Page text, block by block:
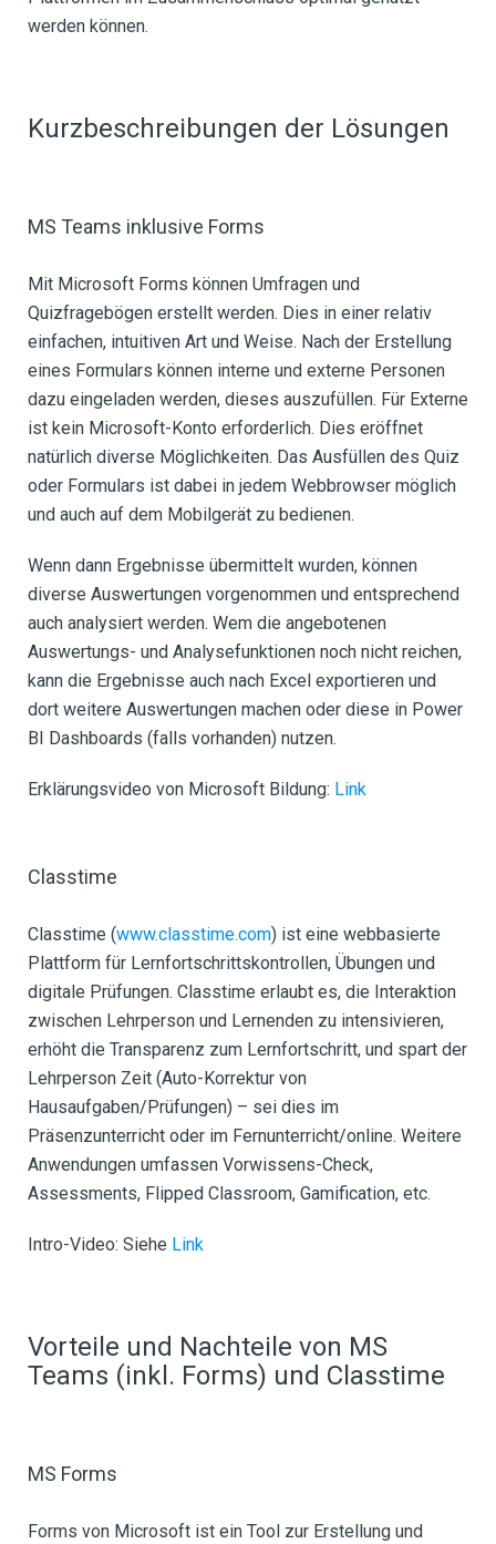
werden können.
Kurzbeschreibungen der Lösungen
MS Teams inklusive Forms
Mit Microsoft Forms können Umfragen und
Quizfragebögen erstellt werden. Dies in einer relativ
einfachen, intuitiven Art und Weise. Nach der Erstellung
eines Formulars können interne und externe Personen
dazu eingeladen werden, dieses auszufüllen. Für Externe
ist kein Microsoft-Konto erforderlich. Dies eröffnet
natürlich diverse Möglichkeiten. Das Ausfüllen des Quiz
oder Formulars ist dabei in jedem Webbrowser möglich
und auch auf dem Mobilgerät zu bedienen.
Wenn dann Ergebnisse übermittelt wurden, können
diverse Auswertungen vorgenommen und entsprechend
auch analysiert werden. Wem die angebotenen
Auswertungs- und Analysefunktionen noch nicht reichen,
kann die Ergebnisse auch nach Excel exportieren und
dort weitere Auswertungen machen oder diese in Power
BI Dashboards (falls vorhanden) nutzen.
Erklärungsvideo von Microsoft Bildung: Link
Classtime
Classtime (www.classtime.com) ist eine webbasierte
Plattform für Lernfortschrittskontrollen, Übungen und
digitale Prüfungen. Classtime erlaubt es, die Interaktion
zwischen Lehrperson und Lernenden zu intensivieren,
erhöht die Transparenz zum Lernfortschritt, und spart der
Lehrperson Zeit (Auto-Korrektur von
Hausaufgaben/Prüfungen) – sei dies im
Präsenzunterricht oder im Fernunterricht/online. Weitere
Anwendungen umfassen Vorwissens-Check,
Assessments, Flipped Classroom, Gamification, etc.
Intro-Video: Siehe Link
Vorteile und Nachteile von MS
Teams (inkl. Forms) und Classtime
MS Forms
Forms von Microsoft ist ein Tool zur Erstellung und